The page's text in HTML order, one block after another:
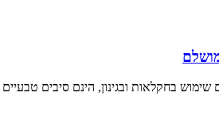
שימוש בחקלאות ובגינון, הינם סיבים